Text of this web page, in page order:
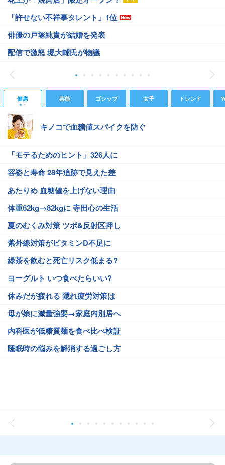
「許せない不祥事タレント」1位
俳優の戸塚純貴が結婚を発表
配信で激怒 堀大輔氏が物議
健康 芸能 ゴシップ 女子 トレンド
キノコで血糖値スパイクを防ぐ
「モテるためのヒント」326人に
容姿と寿命 28年追跡で見えた差
あたりめ 血糖値を上げない理由
体重62kg→82kgに 寺田心の生活
夏のむくみ対策 ツボ&反射区押し
紫外線対策がビタミンD不足に
緑茶を飲むと死亡リスク低まる?
ヨーグルト いつ食べたらいい?
休みだが疲れる 隠れ疲労対策は
母が娘に減量強要→家庭内別居へ
内科医が低糖質麺を食べ比べ検証
睡眠時の悩みを解消する過ごし方